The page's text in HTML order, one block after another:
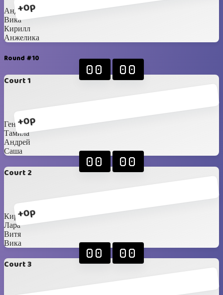
+0p
Андрей
Вика
Кирилл
Анжелика
Round #10
Court 1
+0p
00 00
Гена
Тамила
Андрей
Саша
Court 2
+0p
00 00
Кирилл
Лара
Витя
Вика
Court 3
00 00